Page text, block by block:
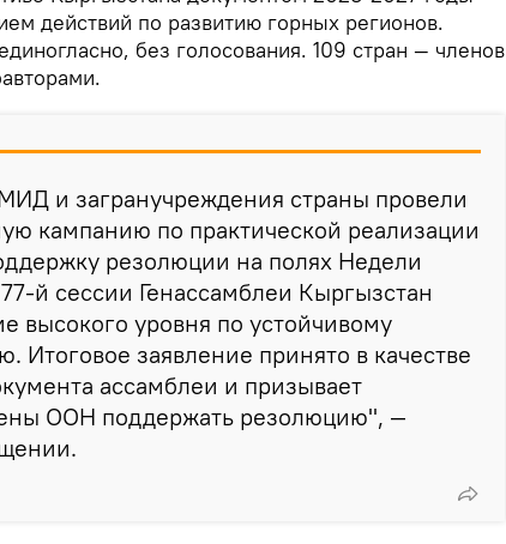
действий по развитию горных регионов.
без голосования. 109 стран — членов
и загранучреждения страны провели
кампанию по практической реализации
резолюции на полях Недели
й сессии Генассамблеи Кыргызстан
высокого уровня по устойчивому
Итоговое заявление принято в качестве
ассамблеи и призывает
ООН поддержать резолюцию", —